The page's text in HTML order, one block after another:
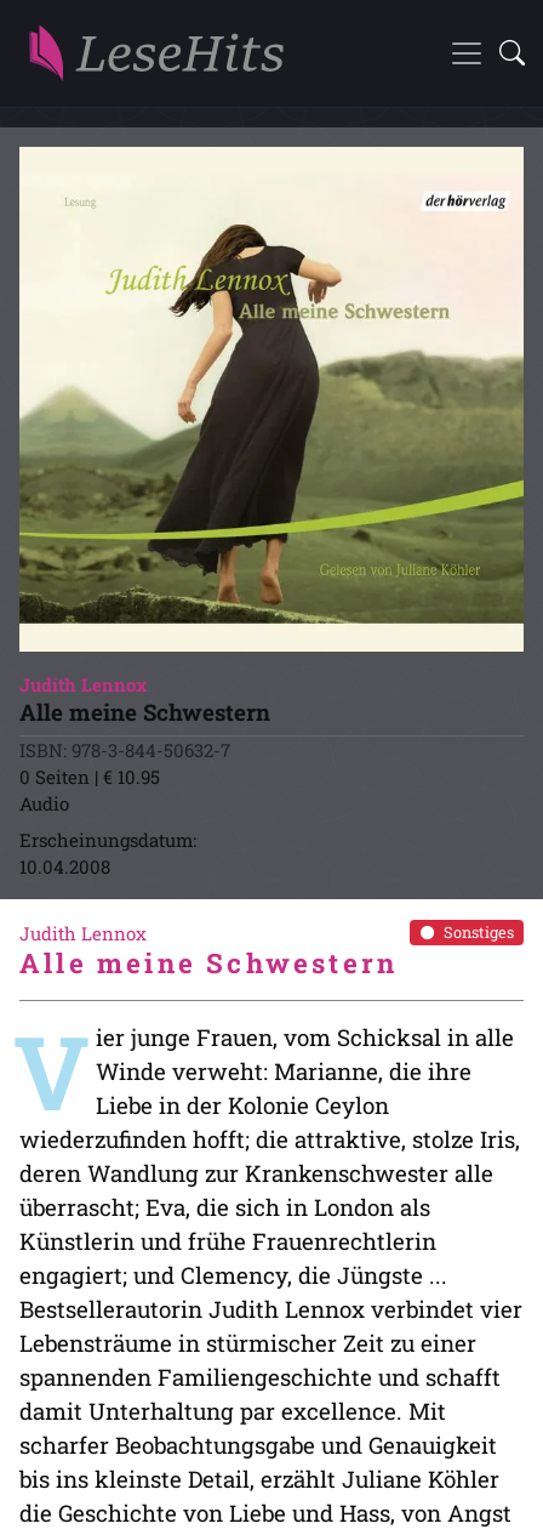
Judith Lennox
Alle meine Schwestern
ISBN: 978-3-844-50632-7
0 Seiten | € 10.95
Audio
Erscheinungsdatum:
10.04.2008
Sonstiges
Judith Lennox
Alle meine Schwestern
V ier junge Frauen, vom Schicksal in alle
Winde verweht: Marianne, die ihre
Liebe in der Kolonie Ceylon
wiederzufinden hofft; die attraktive, stolze Iris,
deren Wandlung zur Krankenschwester alle
überrascht; Eva, die sich in London als
Künstlerin und frühe Frauenrechtlerin
engagiert; und Clemency, die Jüngste ...
Bestsellerautorin Judith Lennox verbindet vier
Lebensträume in stürmischer Zeit zu einer
spannenden Familiengeschichte und schafft
damit Unterhaltung par excellence. Mit
scharfer Beobachtungsgabe und Genauigkeit
bis ins kleinste Detail, erzählt Juliane Köhler
die Geschichte von Liebe und Hass, von Angst